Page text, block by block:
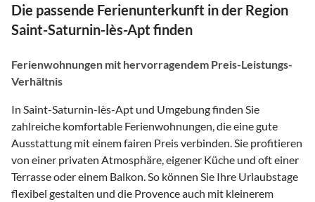
Die passende Ferienunterkunft in der Region
Saint-Saturnin-lès-Apt finden
Ferienwohnungen mit hervorragendem Preis-Leistungs-
Verhältnis
In Saint-Saturnin-lès-Apt und Umgebung finden Sie
zahlreiche komfortable Ferienwohnungen, die eine gute
Ausstattung mit einem fairen Preis verbinden. Sie profitieren
von einer privaten Atmosphäre, eigener Küche und oft einer
Terrasse oder einem Balkon. So können Sie Ihre Urlaubstage
flexibel gestalten und die Provence auch mit kleinerem